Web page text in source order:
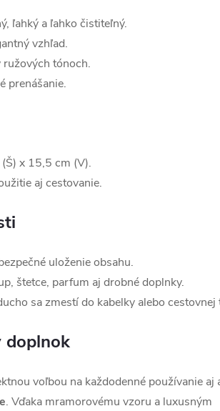
ľahký a ľahko čistiteľný.
vzhľad.
ružových tónoch.
prenášanie.
x 15,5 cm (V).
aj cestovanie.
uloženie obsahu.
štetce, parfum aj drobné doplnky.
sa zmestí do kabelky alebo cestovnej
doplnok
voľbou na každodenné používanie aj
. Vďaka mramorovému vzoru a luxusným